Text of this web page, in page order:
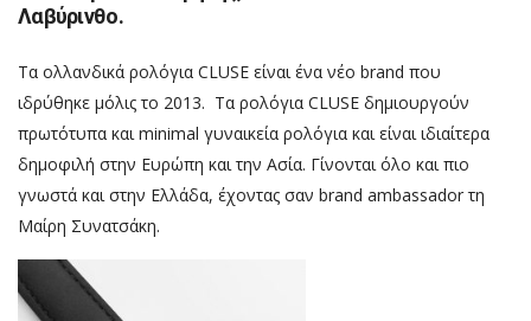
Λαβύρινθο.
Τα ολλανδικά ρολόγια CLUSE είναι ένα νέο brand που
ιδρύθηκε μόλις το 2013. Τα ρολόγια CLUSE δημιουργούν
πρωτότυπα και minimal γυναικεία ρολόγια και είναι ιδιαίτερα
δημοφιλή στην Ευρώπη και την Ασία. Γίνονται όλο και πιο
γνωστά και στην Ελλάδα, έχοντας σαν brand ambassador τη
Μαίρη Συνατσάκη.